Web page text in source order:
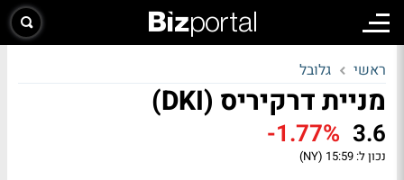
ראשי גלובל
מניית דרקיריס (DKI)
3.6
-1.77%
נכון ל: 15:59 (NY)